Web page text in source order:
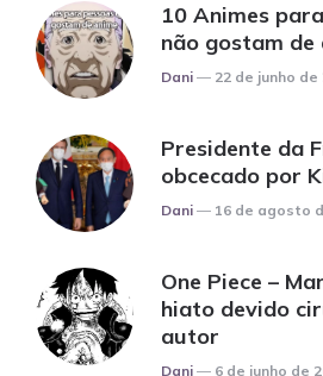
10 Animes
não gostam de
Posted
Dani 22 de junho de
Presidente da
obcecado por
Posted
Dani 16 de agosto
One Piece –
hiato devido
autor
Posted
Dani 6 de junho de